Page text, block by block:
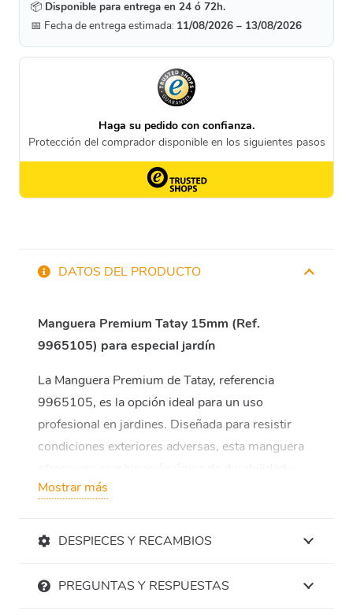
📦 Disponible para entrega en 24 ó 72h.
📅 Fecha de entrega estimada: 11/08/2026 – 13/08/2026
DATOS DEL PRODUCTO
Manguera Premium Tatay 15mm (Ref.
9965105) para especial jardín
La Manguera Premium de Tatay, referencia
9965105, es la opción ideal para un uso
profesional en jardines. Diseñada para resistir
condiciones exteriores adversas, esta manguera
rendimiento.
Tatayestá específicamente diseñada para
Mostrar más
DESPIECES Y RECAMBIOS
PREGUNTAS Y RESPUESTAS